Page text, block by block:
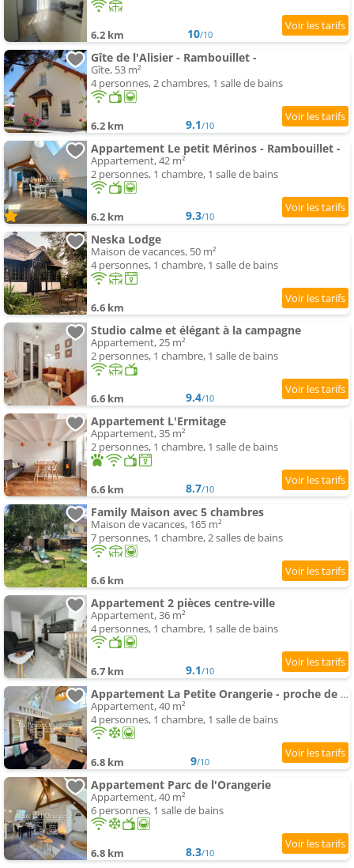
6.2 km 10/10
Gîte de l'Alisier - Rambouillet -
Gîte, 53 m²
4 personnes, 2 chambres, 1 salle de bains
6.2 km 9.1/10
Appartement Le petit Mérinos - Rambouillet -
Appartement, 42 m²
2 personnes, 1 chambre, 1 salle de bains
6.2 km 9.3/10
Neska Lodge
Maison de vacances, 50 m²
4 personnes, 1 chambre, 1 salle de bains
6.6 km
Studio calme et élégant à la campagne
Appartement, 25 m²
2 personnes, 1 chambre, 1 salle de bains
6.6 km 9.4/10
Appartement L'Ermitage
Appartement, 35 m²
2 personnes, 1 chambre, 1 salle de bains
6.6 km 8.7/10
Family Maison avec 5 chambres
Maison de vacances, 165 m²
7 personnes, 1 chambre, 2 salles de bains
6.6 km
Appartement 2 pièces centre-ville
Appartement, 36 m²
4 personnes, 1 chambre, 1 salle de bains
6.7 km 9.1/10
Appartement La Petite Orangerie - proche de castle
Appartement, 40 m²
4 personnes, 1 chambre, 1 salle de bains
6.8 km 9/10
Appartement Parc de l'Orangerie
Appartement, 40 m²
6 personnes, 1 salle de bains
6.8 km 8.3/10